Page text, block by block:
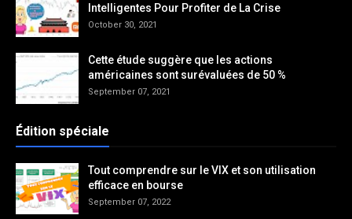
Intelligentes Pour Profiter de La Crise
October 30, 2021
Cette étude suggère que les actions
américaines sont surévaluées de 50 %
September 07, 2021
Édition spéciale
Tout comprendre sur le VIX et son utilisation
efficace en bourse
September 07, 2022